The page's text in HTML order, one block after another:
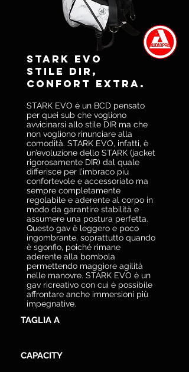
STARK EVO
Stile DIR,
confort extra.
STARK EVO è un BCD pensato
per quei sub che vogliono
avvicinarsi allo stile DIR ma che
non vogliono rinunciare alla
comodità. STARK EVO, infatti, è
un’evoluzione dello STARK (jacket
rigorosamente DIR) dal quale
differisce per l’imbraco più
confortevole e accessoriato ma
sempre completamente
regolabile e aderente al corpo in
modo da garantire stabilità e
assumere una postura perfetta.
Questo gav è leggero e poco
ingombrante, soprattutto quando
è sgonfio, poiché rimane
aderente alla bombola
permettendo maggiore agilità
nelle manovre. STARK EVO è un
gav ricreativo con cui è possibile
affrontare anche immersioni più
impegnative.
TAGLIA A
CAPACITY